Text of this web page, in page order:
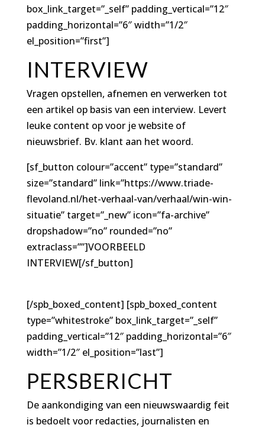
box_link_target=”_self” padding_vertical=”12″
padding_horizontal=”6″ width=”1/2″
el_position=”first”]
INTERVIEW
Vragen opstellen, afnemen en verwerken tot
een artikel op basis van een interview. Levert
leuke content op voor je website of
nieuwsbrief. Bv. klant aan het woord.
[sf_button colour=”accent” type=”standard”
size=”standard” link=”https://www.triade-
flevoland.nl/het-verhaal-van/verhaal/win-win-
situatie” target=”_new” icon=”fa-archive”
dropshadow=”no” rounded=”no”
extraclass=””]VOORBEELD
INTERVIEW[/sf_button]
[/spb_boxed_content] [spb_boxed_content
type=”whitestroke” box_link_target=”_self”
padding_vertical=”12″ padding_horizontal=”6″
width=”1/2″ el_position=”last”]
PERSBERICHT
De aankondiging van een nieuwswaardig feit
is bedoelt voor redacties, journalisten en